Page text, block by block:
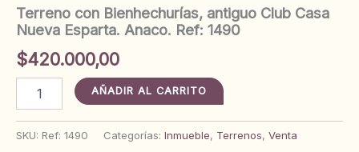
Terreno con Bienhechurías, antiguo Club Casa
Nueva Esparta. Anaco. Ref: 1490
$420.000,00
antiguo
AÑADIR AL CARRITO
SKU: Ref: 1490 Categorías: Inmueble, Terrenos, Venta